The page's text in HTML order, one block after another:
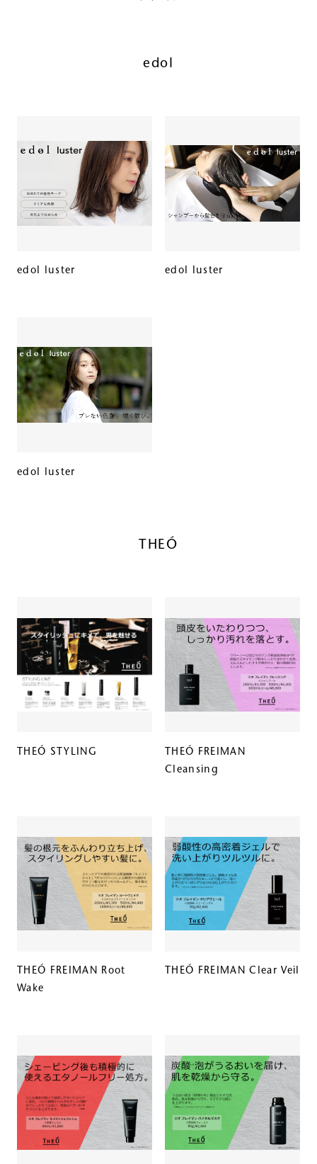
edol
edol luster edol luster
edol luster
THEÓ
THEÓ STYLING
THEÓ FREIMAN
Cleansing
THEÓ FREIMAN Root
Wake
THEÓ FREIMAN Clear Veil